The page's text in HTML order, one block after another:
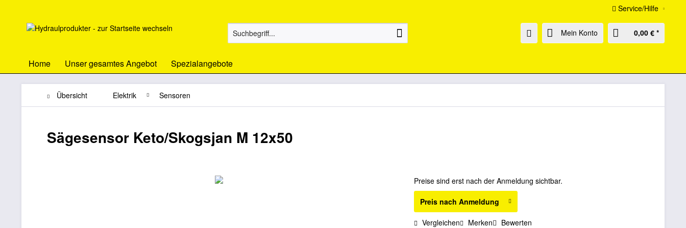
Service/Hilfe
Mein Konto 0,00 € *
Home Unser gesamtes Angebot Spezialangebote
Übersicht Elektrik Sensoren
Sägesensor Keto/Skogsjan M 12x50
Preise sind erst nach der Anmeldung sichtbar.
Preis nach Anmeldung
Vergleichen Merken Bewerten